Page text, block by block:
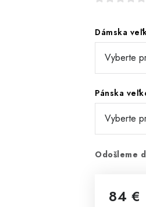
Dámska
Pánska
Odošleme
84 €